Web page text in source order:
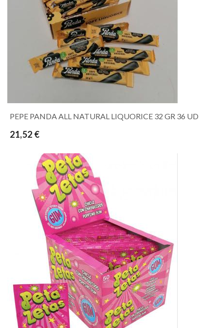
PEPE PANDA ALL NATURAL LIQUORICE 32 GR 36 UD
21,52 €